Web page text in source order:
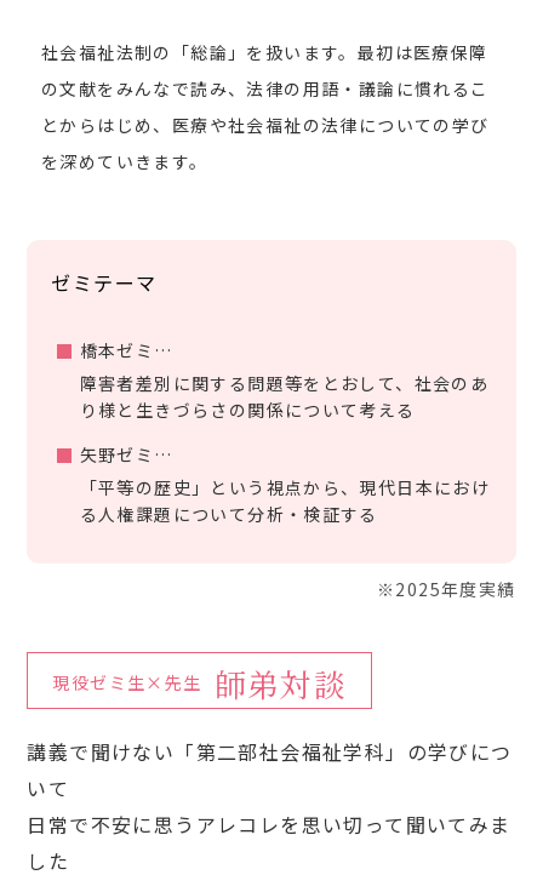
社会福祉法制の「総論」を扱います。最初は医療保障
の文献をみんなで読み、法律の用語・議論に慣れるこ
とからはじめ、医療や社会福祉の法律についての学び
を深めていきます。
ゼミテーマ
橋本ゼミ
障害者差別に関する問題等をとおして、社会のあ
り様と生きづらさの関係について考える
矢野ゼミ
「平等の歴史」という視点から、現代日本におけ
る人権課題について分析・検証する
※2025年度実績
現役ゼミ生×先生 師弟対談
講義で聞けない「第二部社会福祉学科」の学びにつ
いて
日常で不安に思うアレコレを思い切って聞いてみま
した